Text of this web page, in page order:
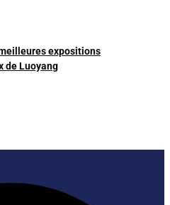
expositions
de Luoyang